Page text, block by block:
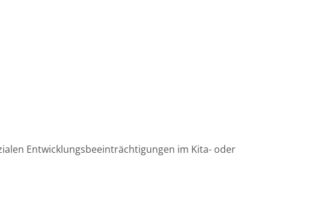
Entwicklungsbeeinträchtigungen im Kita- oder